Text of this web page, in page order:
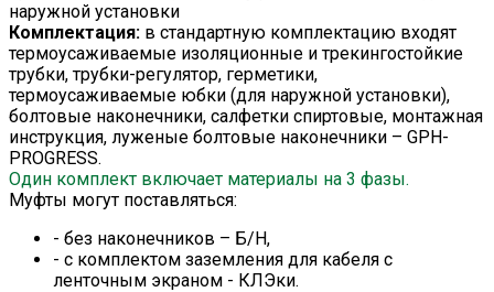
наружной установки
Комплектация: в стандартную комплектацию входят
термоусаживаемые изоляционные и трекингостойкие
трубки, трубки-регулятор, герметики,
термоусаживаемые юбки (для наружной установки),
болтовые наконечники, салфетки спиртовые, монтажная
инструкция, луженые болтовые наконечники – GPH-
PROGRESS.
Один комплект включает материалы на 3 фазы.
Муфты могут поставляться:
- без наконечников – Б/Н,
- с комплектом заземления для кабеля с
ленточным экраном - КЛЭки.